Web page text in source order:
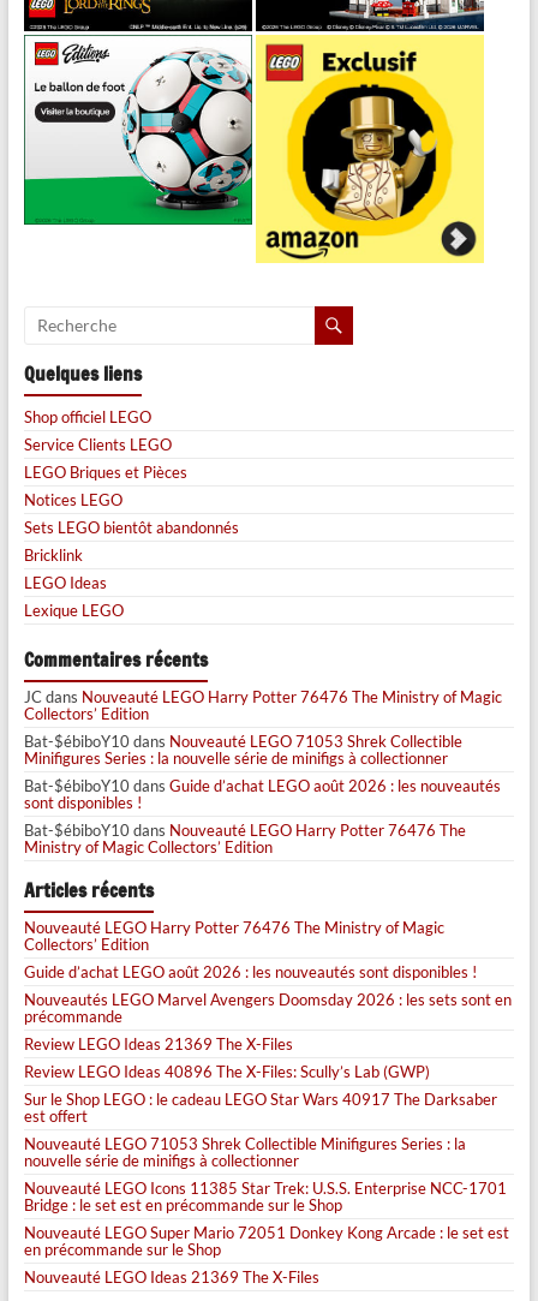
Quelques liens
Shop officiel LEGO
Service Clients LEGO
LEGO Briques et Pièces
Notices LEGO
Sets LEGO bientôt abandonnés
Bricklink
LEGO Ideas
Lexique LEGO
Commentaires récents
JCdans Nouveauté LEGO Harry Potter 76476 The Ministry of Magic
Collectors’ Edition
Bat-$ébiboY10dans Nouveauté LEGO 71053 Shrek Collectible
Minifigures Series : la nouvelle série de minifigs à collectionner
Bat-$ébiboY10dans Guide d’achat LEGO août 2026 : les nouveautés
sont disponibles !
Bat-$ébiboY10dans Nouveauté LEGO Harry Potter 76476 The
Ministry of Magic Collectors’ Edition
Articles récents
Nouveauté LEGO Harry Potter 76476 The Ministry of Magic
Collectors’ Edition
Guide d’achat LEGO août 2026 : les nouveautés sont disponibles !
Nouveautés LEGO Marvel Avengers Doomsday 2026 : les sets sont en
précommande
Review LEGO Ideas 21369 The X-Files
Review LEGO Ideas 40896 The X-Files: Scully’s Lab (GWP)
Sur le Shop LEGO : le cadeau LEGO Star Wars 40917 The Darksaber
est offert
Nouveauté LEGO 71053 Shrek Collectible Minifigures Series : la
nouvelle série de minifigs à collectionner
Nouveauté LEGO Icons 11385 Star Trek: U.S.S. Enterprise NCC-1701
Bridge : le set est en précommande sur le Shop
Nouveauté LEGO Super Mario 72051 Donkey Kong Arcade : le set est
en précommande sur le Shop
Nouveauté LEGO Ideas 21369 The X-Files